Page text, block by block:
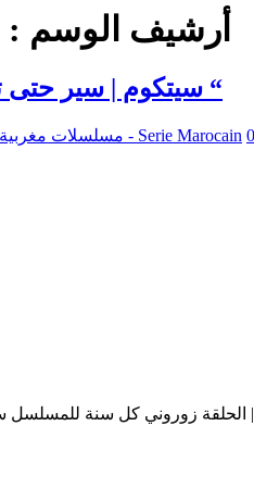
أرشيف الوسم :
سيتكوم | سير حتى تجي 2 : عنوان الحلقة : ” زوروني كل سنة “
مسلسلات مغربية - Serie Marocain 0